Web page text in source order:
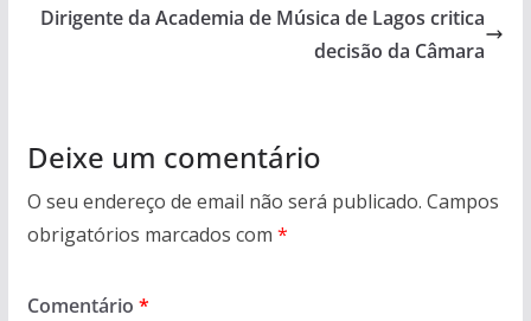
Dirigente da Academia de Música de Lagos critica
decisão da Câmara
Deixe um comentário
O seu endereço de email não será publicado. Campos
obrigatórios marcados com *
Comentário *